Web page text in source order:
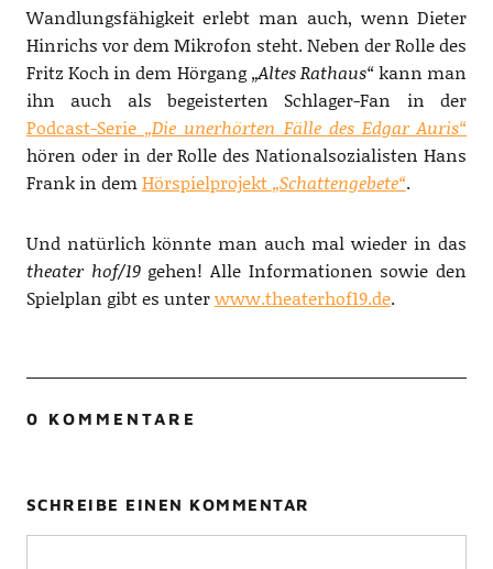
Wandlungsfähigkeit erlebt man auch, wenn Dieter
Hinrichs vor dem Mikrofon steht. Neben der Rolle des
Fritz Koch in dem Hörgang „Altes Rathaus“kann man
ihn auch als begeisterten Schlager-Fan in der
Podcast-Serie „Die unerhörten Fälle des Edgar Auris“
hören oder in der Rolle des Nationalsozialisten Hans
Frank in dem Hörspielprojekt „Schattengebete“.
Und natürlich könnte man auch mal wieder in das
theater hof/19gehen! Alle Informationen sowie den
Spielplan gibt es unterwww.theaterhof19.de.
0 KOMMENTARE
SCHREIBE EINEN KOMMENTAR